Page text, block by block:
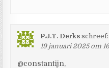
P.J.T. Derks schreef:
19 januari 2025 om
@constantijn,